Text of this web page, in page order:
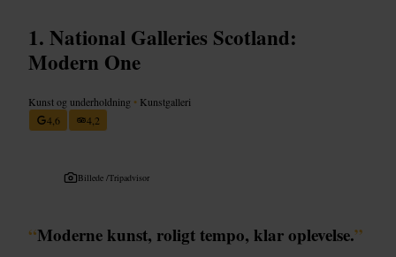
National Galleries Scotland:
Modern One
Kunst og underholdning • Kunstgalleri
4,6
4,2
Billede /Tripadvisor
“Moderne kunst, roligt tempo, klar oplevelse.”